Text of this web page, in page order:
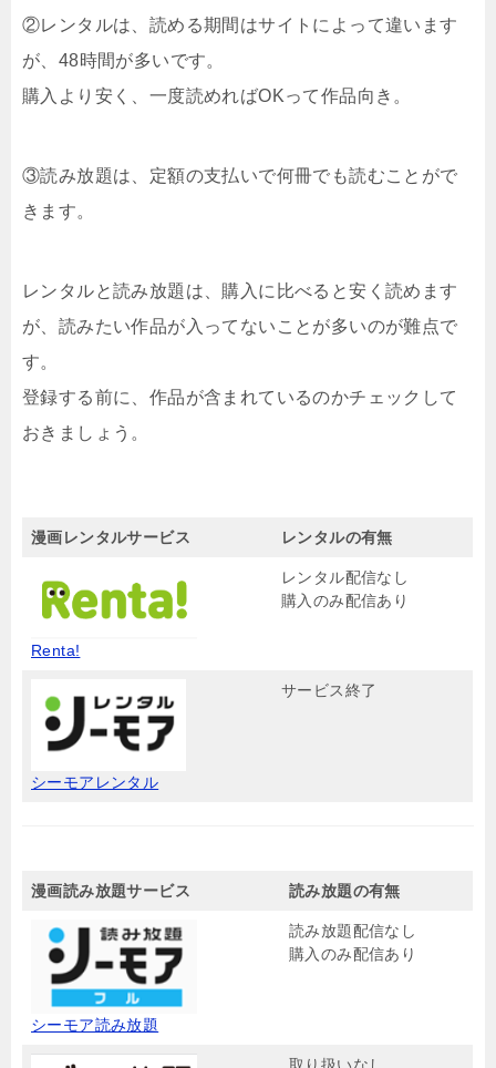
②レンタルは、読める期間はサイトによって違います
が、48時間が多いです。
購入より安く、一度読めればOKって作品向き。
③読み放題は、定額の支払いで何冊でも読むことがで
きます。
レンタルと読み放題は、購入に比べると安く読めます
が、読みたい作品が入ってないことが多いのが難点で
す。
登録する前に、作品が含まれているのかチェックして
おきましょう。
漫画レンタルサービス レンタルの有無
Renta!
レンタル配信なし
購入のみ配信あり
シーモアレンタル
サービス終了
漫画読み放題サービス 読み放題の有無
シーモア読み放題
読み放題配信なし
購入のみ配信あり
取り扱いなし